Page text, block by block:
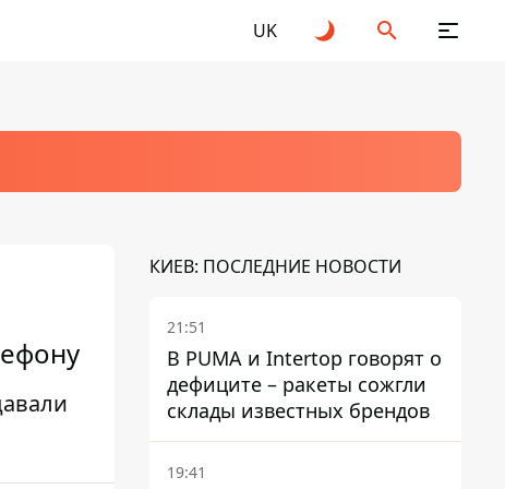
UK
КИЕВ: ПОСЛЕДНИЕ НОВОСТИ
21:51
В PUMA и Intertop говорят о
дефиците – ракеты сожгли
склады известных брендов
19:41